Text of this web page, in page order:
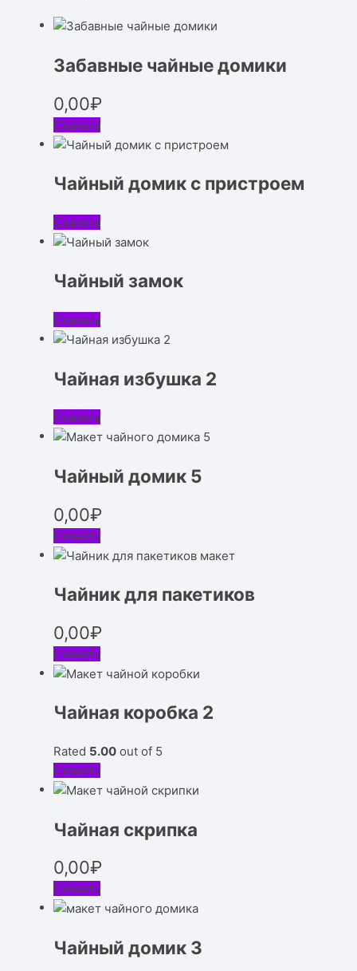
Забавные чайные домики
0,00₽
Скачать
Чайный домик с пристроем
Скачать
Чайный замок
Скачать
Чайная избушка 2
Скачать
Чайный домик 5
0,00₽
Скачать
Чайник для пакетиков
0,00₽
Скачать
Чайная коробка 2
Rated 5.00 out of 5
Скачать
Чайная скрипка
0,00₽
Скачать
Чайный домик 3